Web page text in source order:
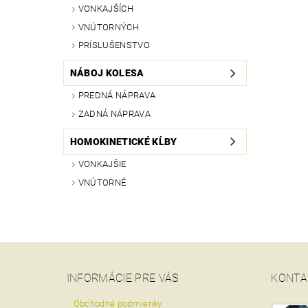
VONKAJŠÍCH
VNÚTORNÝCH
PRÍSLUŠENSTVO
NÁBOJ KOLESA
PREDNÁ NÁPRAVA
ZADNÁ NÁPRAVA
HOMOKINETICKÉ KĹBY
VONKAJŠIE
VNÚTORNÉ
INFORMÁCIE PRE VÁS
Obchodné podmienky